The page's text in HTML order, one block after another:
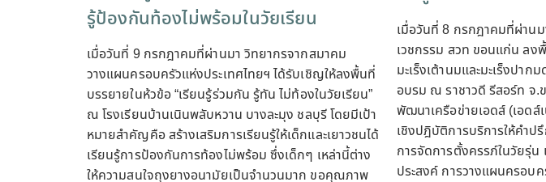
รู้ป้องกันท้องไม่พร้อมในวัยเรียน
เมื่อวันที่ 9 กรกฎาคมที่ผ่านมา วิทยากรจากสมาคม
วางแผนครอบครัวแห่งประเทศไทยฯ ได้รับเชิญให้ลงพื้นที่
บรรยายในห้วข้อ “เรียนรู้ร่วมกัน รู้ทัน ไม่ท้องในวัยเรียน”
ณ โรงเรียนบ้านเนินพลับหวาน บางละมุง ชลบุรี โดยมีเป้า
หมายสำคัญคือ สร้างเสริมการเรียนรู้ให้เด็กและเยาวชนได้
เรียนรู้การป้องกันการท้องไม่พร้อม ซึ่งเด็กๆ เหล่านี้ต่าง
ให้ความสนใจถุงยางอนามัยเป็นจำนวนมาก ขอคุณภาพ
เมื่อวันที่ 8 กรกฎาคมที่ผ่าน
เวชกรรม สวท ขอนแก่น ลง
มะเร็งเต้านมและมะเร็งปา
อบรม ณ ราชาวดี รีสอร์ท จ
พัฒนาเครือข่ายเอดส์ (เอดส์
เชิงปฎิบัติการบริการให้คำป
การจัดการตั้งครรภ์ในวัยรุ่น
ประสงค์ การวางแผนครอบ